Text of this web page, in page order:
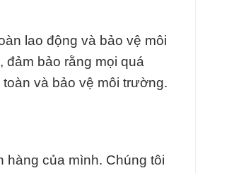
lao động và bảo vệ môi
bảo rằng mọi quá
và bảo vệ môi trường.
hàng của mình. Chúng tôi